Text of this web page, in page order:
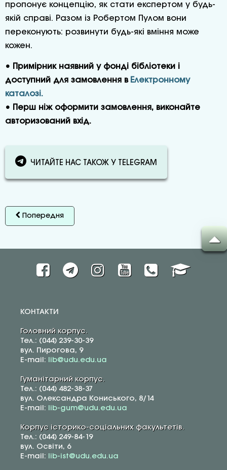
пропонує концепцію, як стати експертом у будь-
якій справі. Разом із Робертом Пулом вони
переконують: розвинути будь-які вміння може
кожен.
• Примірник наявний у фонді бібліотеки і
доступний для замовлення в Електронному
каталозі.
• Перш ніж оформити замовлення, виконайте
авторизований вхід.
ЧИТАЙТЕ НАС ТАКОЖ У TELEGRAM
Попередня
КОНТАКТИ
Головний корпус.
Тел.: (044) 239-30-39
вул. Пирогова, 9
E-mail:
lib@udu.edu.ua
Гуманітарний корпус.
Тел.: (044) 482-38-37
вул. Олександра Кониського, 8/14
E-mail:
lib-gum@udu.edu.ua
Корпус історико-соціальних факультетів.
Тел.: (044) 249-84-19
вул. Освіти, 6
E-mail:
lib-ist@udu.edu.ua